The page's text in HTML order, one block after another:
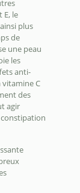
E, le
plus
de
une peau
les
anti-
C
des
agir